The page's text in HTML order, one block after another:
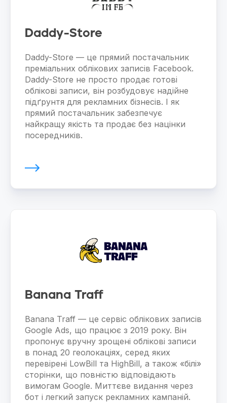
Daddy-Store
Daddy-Store — це прямий постачальник
преміальних облікових записів Facebook.
Daddy-Store не просто продає готові
облікові записи, він розбудовує надійне
підґрунтя для рекламних бізнесів. І як
прямий постачальник забезпечує
найкращу якість та продає без націнки
посередників.
Banana Traff
Banana Traff — це сервіс облікових записів
Google Ads, що працює з 2019 року. Він
пропонує вручну зрощені облікові записи
в понад 20 геолокаціях, серед яких
перевірені LowBill та HighBill, а також «білі»
сторінки, що повністю відповідають
вимогам Google. Миттєве видання через
бот і легкий запуск рекламних кампаній.